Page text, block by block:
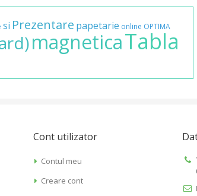
si Prezentare papetarie online OPTIMA
magneticaTabla
Cont utilizator
Contul meu
Creare cont